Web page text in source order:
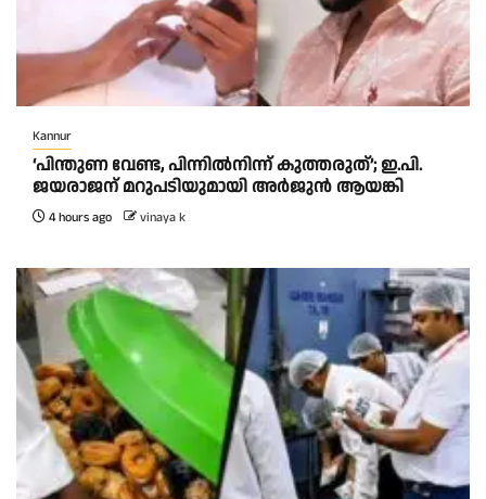
Kannur
‘പിന്തുണ വേണ്ട, പിന്നിൽനിന്ന് കുത്തരുത്’; ഇ.പി.
ജയരാജന് മറുപടിയുമായി അർജുൻ ആയങ്കി
4 hours ago vinaya k